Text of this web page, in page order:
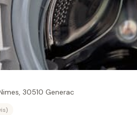
30510 Generac